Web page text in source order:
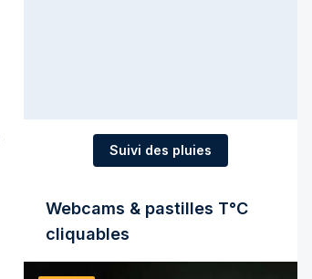
Suivi des pluies
Webcams & pastilles T°C
cliquables